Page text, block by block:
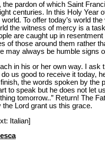
pardon of which Saint
centuries. In this Holy
To offer today’s world
the witness of mercy is a
are caught up in
of those around them rather
may always be humble signs
in his or her own way. I
us good to receive it today,
the words spoken by the
to speak but he does not let
tomorrow..” Return! The
Lord grant us this grace.
Italian]